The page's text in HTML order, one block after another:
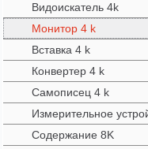
Видоискатель 4k
Монитор 4 k
Вставка 4 k
Конвертер 4 k
Самописец 4 k
Измерительное
Содержание 8K